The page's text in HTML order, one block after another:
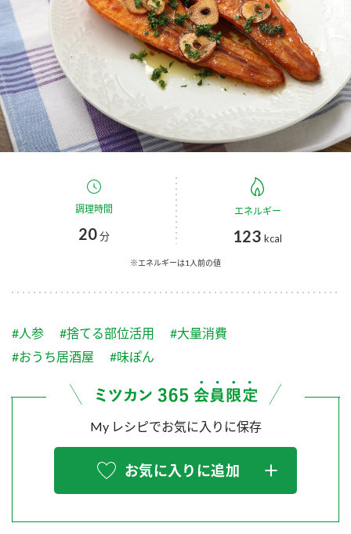
お酢ドリンク ぽん酢
みりん風・料理酒 鍋用調味料
つゆ たれ
スープ 中華
ふりかけ おすしの素
炊き込みご飯の素 米飯用調味液
Fibee
ブランド・スペシャルサイト
ブランド・スペシャルサイト トップ
商品ブランドサイト
Fibee（ファイビー）
くらしプラ酢
お酢ドリンク
つゆ
納豆のサイト
三ツ判山吹
スペシャルサイト
お酢を知ろう！
すしラボ
企業情報
国内事業概要
企業理念
ミツカンの歴史
ミツカンを知る
環境への取り組み
MIM（ミツカンミュージアム）
お客様相談センター
お客様の声をいかしました
販売終了製品のご案内
よくあるご質問
調理時間
20分
エネルギー
123 kcal
※エネルギーは1人前の値
#人参 #捨てる部位活用
#大量消費
#おうち居酒屋
#味ぽん
My レシピでお気に入りに保存
お気に入りに追加